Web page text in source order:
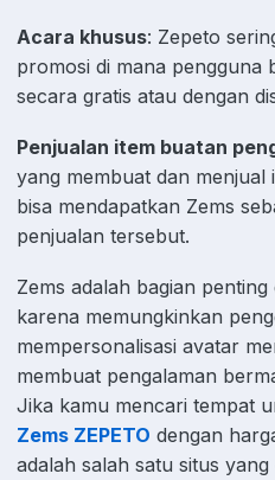
Acara khusus: Zepeto
promosi di mana pengguna
secara gratis atau dengan
Penjualan item buatan
yang membuat dan menjual
bisa mendapatkan Zems
penjualan tersebut.
Zems adalah bagian
karena memungkinkan
mempersonalisasi avatar
membuat pengalaman
Jika kamu mencari tempat
Zems ZEPETO dengan
adalah salah satu situs